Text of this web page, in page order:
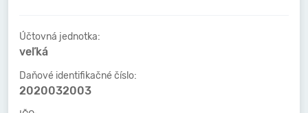
Účtovná jednotka:
veľká
Daňové identifikačné číslo:
2020032003